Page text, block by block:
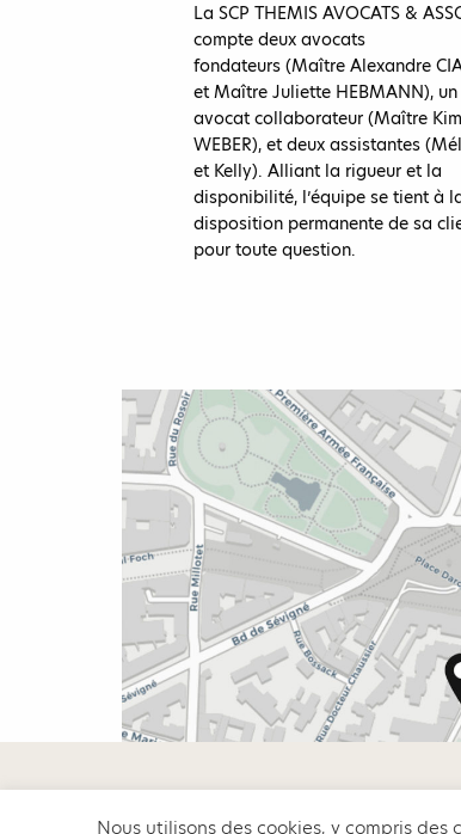
La SCP THEMIS AVOCATS &
compte deux avocats
fondateurs (Maître Alexandre
et Maître Juliette HEBMANN), un
avocat collaborateur (Maître Kim
WEBER), et deux assistantes
et Kelly). Alliant la rigueur et la
disponibilité, l’équipe se tient à
disposition permanente de sa
pour toute question.
Nous utilisons des cookies, y compris